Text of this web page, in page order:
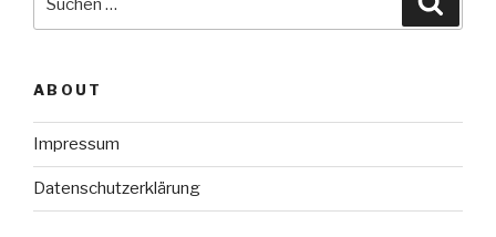
nach:
ABOUT
Impressum
Datenschutzerklärung